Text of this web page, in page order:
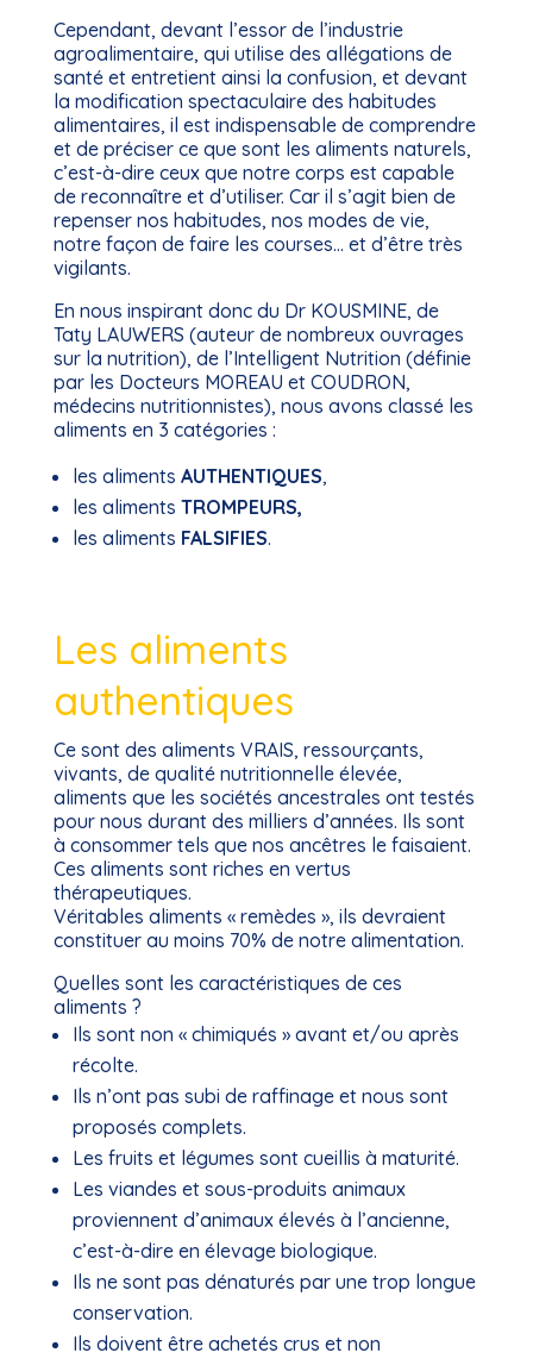
Cependant, devant l’essor de l’industrie
agroalimentaire, qui utilise des allégations de
santé et entretient ainsi la confusion, et devant
la modification spectaculaire des habitudes
alimentaires, il est indispensable de comprendre
et de préciser ce que sont les aliments naturels,
c’est-à-dire ceux que notre corps est capable
de reconnaître et d’utiliser. Car il s’agit bien de
repenser nos habitudes, nos modes de vie,
notre façon de faire les courses… et d’être très
vigilants.
En nous inspirant donc du Dr KOUSMINE, de
Taty LAUWERS (auteur de nombreux ouvrages
sur la nutrition), de l’Intelligent Nutrition (définie
par les Docteurs MOREAU et COUDRON,
médecins nutritionnistes), nous avons classé les
aliments en 3 catégories :
les aliments AUTHENTIQUES,
les aliments TROMPEURS,
les aliments FALSIFIES.
Les aliments
authentiques
Ce sont des aliments VRAIS, ressourçants,
vivants, de qualité nutritionnelle élevée,
aliments que les sociétés ancestrales ont testés
pour nous durant des milliers d’années. Ils sont
à consommer tels que nos ancêtres le faisaient.
Ces aliments sont riches en vertus
thérapeutiques.
Véritables aliments « remèdes », ils devraient
constituer au moins 70% de notre alimentation.
Quelles sont les caractéristiques de ces
aliments ?
Ils sont non « chimiqués » avant et/ou après
récolte.
Ils n’ont pas subi de raffinage et nous sont
proposés complets.
Les fruits et légumes sont cueillis à maturité.
Les viandes et sous-produits animaux
proviennent d’animaux élevés à l’ancienne,
c’est-à-dire en élevage biologique.
Ils ne sont pas dénaturés par une trop longue
conservation.
Ils doivent être achetés crus et non